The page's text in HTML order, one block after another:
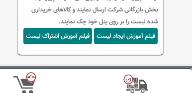
بخش بازرگانی شرکت ارسال نمایند و کالاهای خریداری
شده لیست را بر روی پنل خود چک نمایند.
فیلم آموزش ایجاد لیست
فیلم آموزش اشتراک لیست